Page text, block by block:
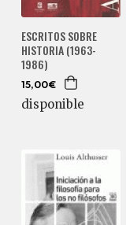
ESCRITOS SOBRE
HISTORIA (1963-
1986)
15,00€
disponible